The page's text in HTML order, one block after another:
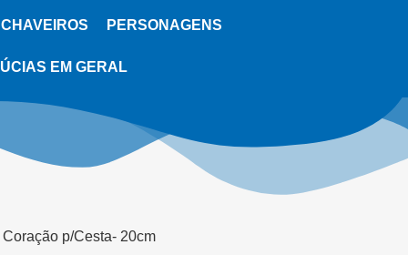
PERSONAGENS
EM GERAL
Coração p/Cesta- 20cm